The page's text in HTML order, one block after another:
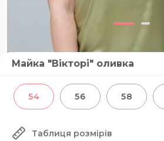
Майка "Вікторі" оливка
54 56 58
Таблиця розмірів